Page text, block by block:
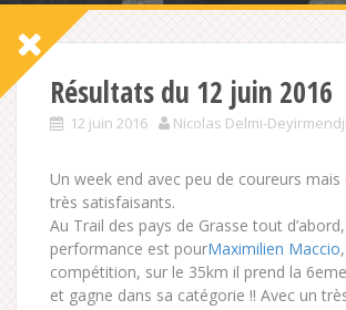
Résultats du 12 juin 2016
12 juin 2016 Nicolas Delmi-
Un week end avec peu de coureurs
très satisfaisants.
Au Trail des pays de Grasse tout
performance est pourMaximilien Maccio
compétition, sur le 35km il prend la
et gagne dans sa catégorie !! Avec un